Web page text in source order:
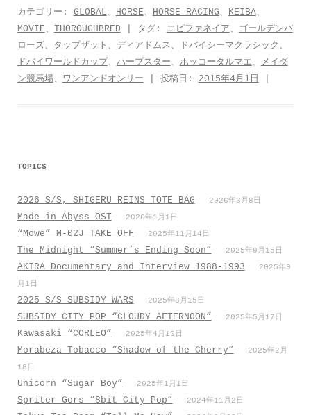
c
e
b
o
i
t
t
e
t
e
n
a
n
e
a
t
s
A
カテゴリー: GLOBAL、 HORSE、 HORSE RACING、 KEIBA、
MOVIE、 THOROUGHBRED | タグ: エピファネイア、 ゴールデンバ
ローズ、 タップザット 、 ディアドムス 、 ドバイシーマクラシック 、
ドバイワールドカップ、 ハープスター、 ホッコータルマエ、
メイダ
ン競馬場、 ワンアンドオンリー | 投稿日: 2015年4月1日
TOPICS
2026 S/S, SHIGERU REINS TOTE BAG 2026年3月8日
Made in Abyss OST 2026年1月1日
“Möwe” M-02J TAKE OFF 2025年11月14日
The Midnight “Summer’s Ending Soon” 2025年9月15日
AKIRA Documentary and Interview 1988-1993
2025年9
月1日
2025 S/S SUBSIDY WARS 2025年8月15日
SUBSIDY CITY POP “CLOUDY AFTERNOON” 2025年5月17日
Kawasaki “CORLEO” 2025年4月10日
Morabeza Tobacco “Shadow of the Cherry”
2025年2月
18日
Unicorn “Sugar Boy” 2025年1月1日
Spriter Gors “8bit City Pop” 2024年11月2日